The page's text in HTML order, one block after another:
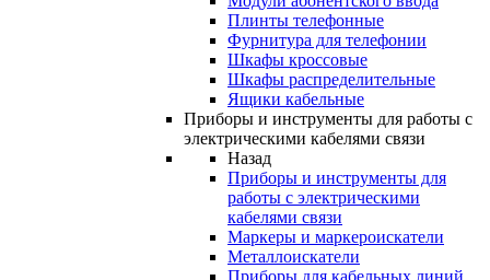
Плинты телефонные
Фурнитура для телефонии
Шкафы кроссовые
Шкафы распределительные
Ящики кабельные
Приборы и инструменты для работы с
электрическими кабелями связи
Назад
Приборы и инструменты для
работы с электрическими
кабелями связи
Маркеры и маркероискатели
Металлоискатели
Приборы для кабельных линий